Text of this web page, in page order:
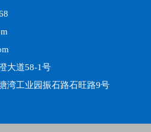
大道58-1号
湾工业园振石路石旺路9号